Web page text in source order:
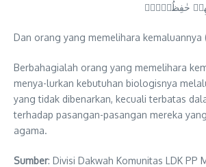
حٰفِظُوۡنَۙ
Dan orang yang memelihara kemaluannya
Berbahagialah orang yang memelihara
menya-lurkan kebutuhan biologisnya
yang tidak dibenarkan, kecuali terbatas
terhadap pasangan-pasangan mereka
agama.
Sumber: Divisi Dakwah Komunitas LDK PP